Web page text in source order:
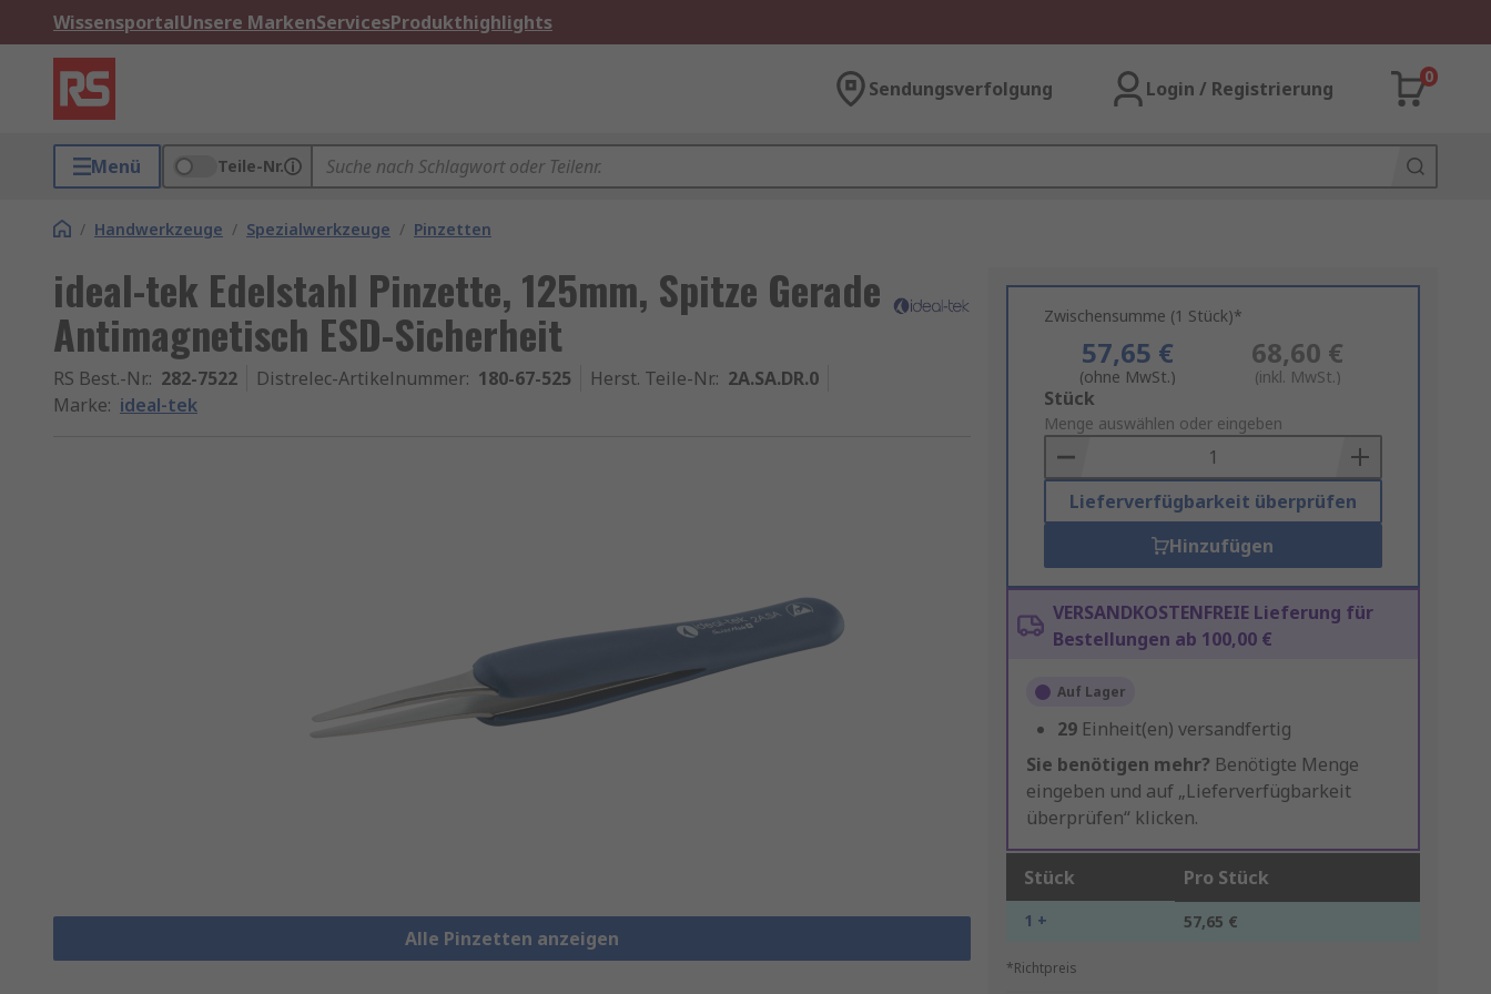
WissensportalUnsere MarkenServicesProdukthighlights
Sendungsverfolgung Login / Registrierung
0
Menü Teile-Nr.
/ Handwerkzeuge / Spezialwerkzeuge / Pinzetten
ideal-tek Edelstahl Pinzette, 125mm, Spitze Gerade
Antimagnetisch ESD-Sicherheit
RS Best.-Nr.: 282-7522 Distrelec-Artikelnummer: 180-67-525 Herst. Teile-Nr.: 2A.SA.DR.0
Marke: ideal-tek
Alle Pinzetten anzeigen
Zwischensumme (1 Stück)*
57,65 €
(ohne MwSt.)
68,60 €
(inkl. MwSt.)
Add
to
Basket
Stück
Menge auswählen oder eingeben
Lieferverfügbarkeit überprüfen
Hinzufügen
VERSANDKOSTENFREIE Lieferung für
Bestellungen ab 100,00 €
Auf Lager
29 Einheit(en) versandfertig
Sie benötigen mehr? Benötigte Menge
eingeben und auf „Lieferverfügbarkeit
überprüfen“ klicken.
Stück Pro Stück
1 + 57,65 €
*Richtpreis